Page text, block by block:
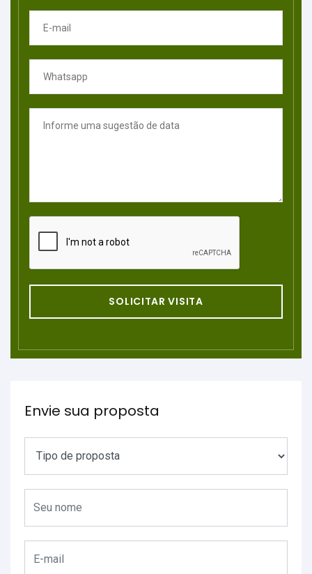
SOLICITAR VISITA
Envie sua proposta